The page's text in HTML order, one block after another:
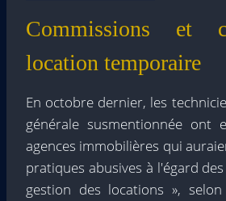
Commissions et
location temporaire
En octobre dernier, les
générale susmentionnée ont
agences immobilières qui
pratiques abusives à l'égard
gestion des locations »,